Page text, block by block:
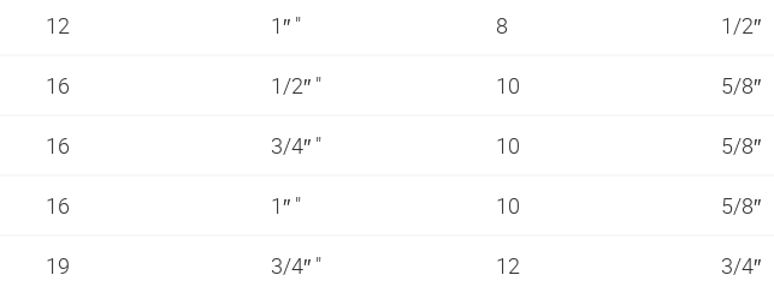
12 1″ " 8 1/2″
16 1/2″ " 10 5/8″
16 3/4″ " 10 5/8″
16 1″ " 10 5/8″
19 3/4″ " 12 3/4″